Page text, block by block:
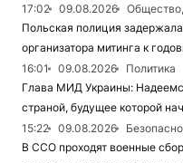
17:02 09.08.2026
Польская полиция
организатора митинга к
16:01
09.08.2026
Политика
Глава МИД Украины:
страной, будущее которой
15:22
09.08.2026
В ССО проходят военные